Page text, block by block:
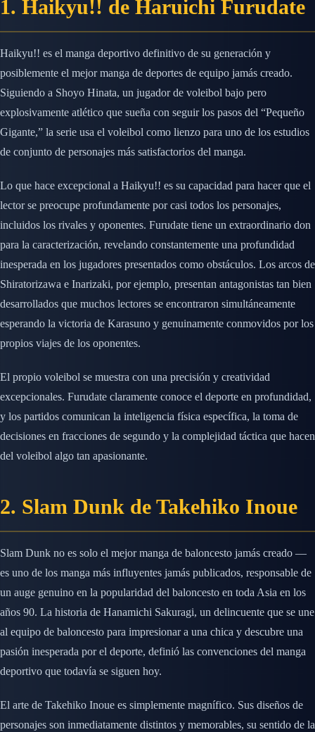
1. Haikyu!! de Haruichi Furudate
Haikyu!! es el manga deportivo definitivo de su generación y
posiblemente el mejor manga de deportes de equipo jamás creado.
Siguiendo a Shoyo Hinata, un jugador de voleibol bajo pero
explosivamente atlético que sueña con seguir los pasos del “Pequeño
Gigante,” la serie usa el voleibol como lienzo para uno de los estudios
de conjunto de personajes más satisfactorios del manga.
Lo que hace excepcional a Haikyu!! es su capacidad para hacer que el
lector se preocupe profundamente por casi todos los personajes,
incluidos los rivales y oponentes. Furudate tiene un extraordinario don
para la caracterización, revelando constantemente una profundidad
inesperada en los jugadores presentados como obstáculos. Los arcos de
Shiratorizawa e Inarizaki, por ejemplo, presentan antagonistas tan bien
desarrollados que muchos lectores se encontraron simultáneamente
esperando la victoria de Karasuno y genuinamente conmovidos por los
propios viajes de los oponentes.
El propio voleibol se muestra con una precisión y creatividad
excepcionales. Furudate claramente conoce el deporte en profundidad,
y los partidos comunican la inteligencia física específica, la toma de
decisiones en fracciones de segundo y la complejidad táctica que hacen
del voleibol algo tan apasionante.
2. Slam Dunk de Takehiko Inoue
Slam Dunk no es solo el mejor manga de baloncesto jamás creado —
es uno de los manga más influyentes jamás publicados, responsable de
un auge genuino en la popularidad del baloncesto en toda Asia en los
años 90. La historia de Hanamichi Sakuragi, un delincuente que se une
al equipo de baloncesto para impresionar a una chica y descubre una
pasión inesperada por el deporte, definió las convenciones del manga
deportivo que todavía se siguen hoy.
El arte de Takehiko Inoue es simplemente magnífico. Sus diseños de
personajes son inmediatamente distintos y memorables, su sentido de la